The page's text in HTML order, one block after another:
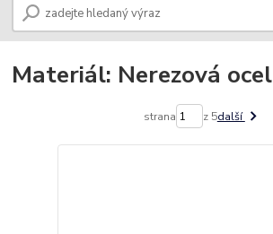
Materiál: Nerezová ocel
strana z 5další